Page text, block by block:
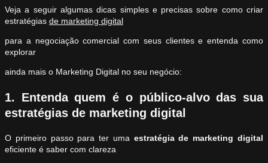
Veja a seguir algumas dicas simples e precisas sobre como criar
estratégias de marketing digital
para a negociação comercial com seus clientes e entenda como
explorar
ainda mais o Marketing Digital no seu negócio:
1. Entenda quem é o público-alvo das sua
estratégias de marketing digital
O primeiro passo para ter uma estratégia de marketing digital
eficiente é saber com clareza